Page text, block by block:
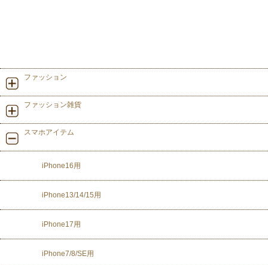
ファッション
ファッション雑貨
スマホアイテム
iPhone16用
iPhone13/14/15用
iPhone17用
iPhone7/8/SE用